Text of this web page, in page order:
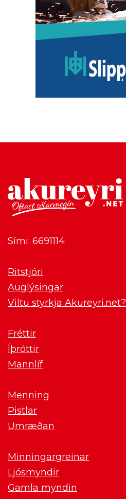
Sími: 6691114
Ritstjóri
Auglýsingar
Viltu styrkja Akureyri.net?
Fréttir
Íþróttir
Mannlíf
Menning
Pistlar
Umræðan
Minningargreinar
Ljósmyndir
Gamla myndin